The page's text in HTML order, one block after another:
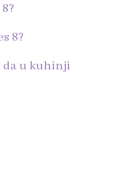
8?
da u kuhinji